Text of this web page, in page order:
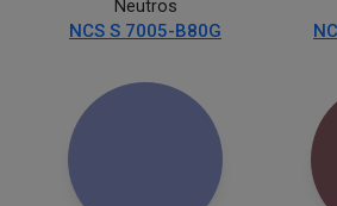
Neutros
NCS S 7005-B80G